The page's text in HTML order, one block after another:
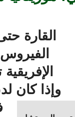
القارة
الفيروس
كان